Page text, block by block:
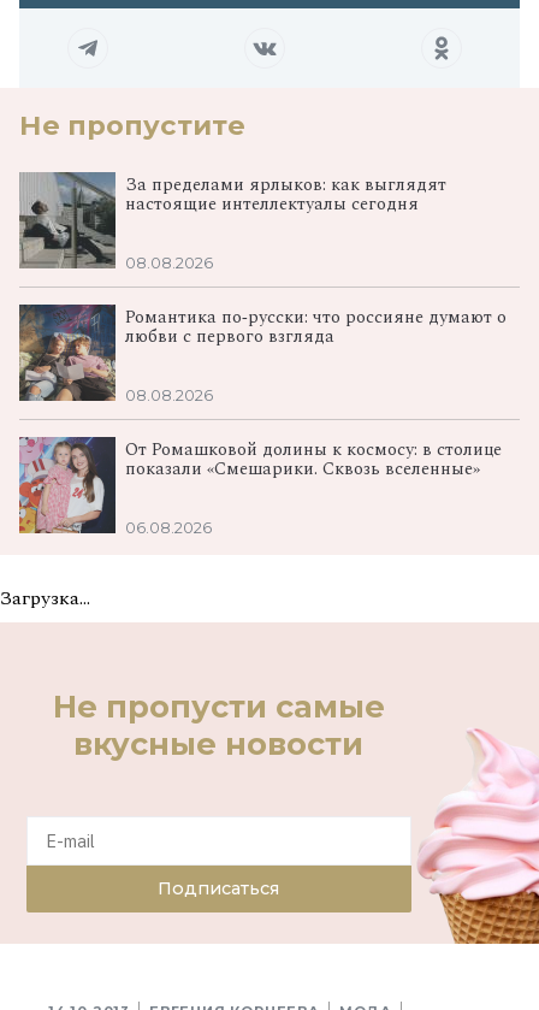
Не пропустите
За пределами ярлыков: как выглядят
настоящие интеллектуалы сегодня
08.08.2026
Романтика по‑русски: что россияне думают о
любви с первого взгляда
08.08.2026
От Ромашковой долины к космосу: в столице
показали «Смешарики. Сквозь вселенные»
06.08.2026
Загрузка...
Не пропусти самые
вкусные новости
Подписаться